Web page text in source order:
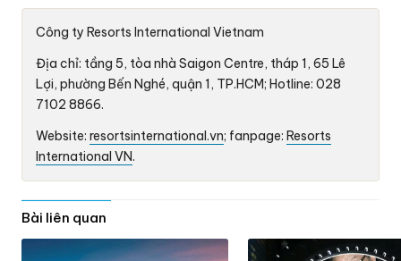
Công ty Resorts International Vietnam
Địa chỉ: tầng 5, tòa nhà Saigon Centre, tháp 1, 65 Lê
Lợi, phường Bến Nghé, quận 1, TP.HCM; Hotline: 028
7102 8866.
Website:resortsinternational.vn; fanpage:Resorts
International VN.
Bài liên quan